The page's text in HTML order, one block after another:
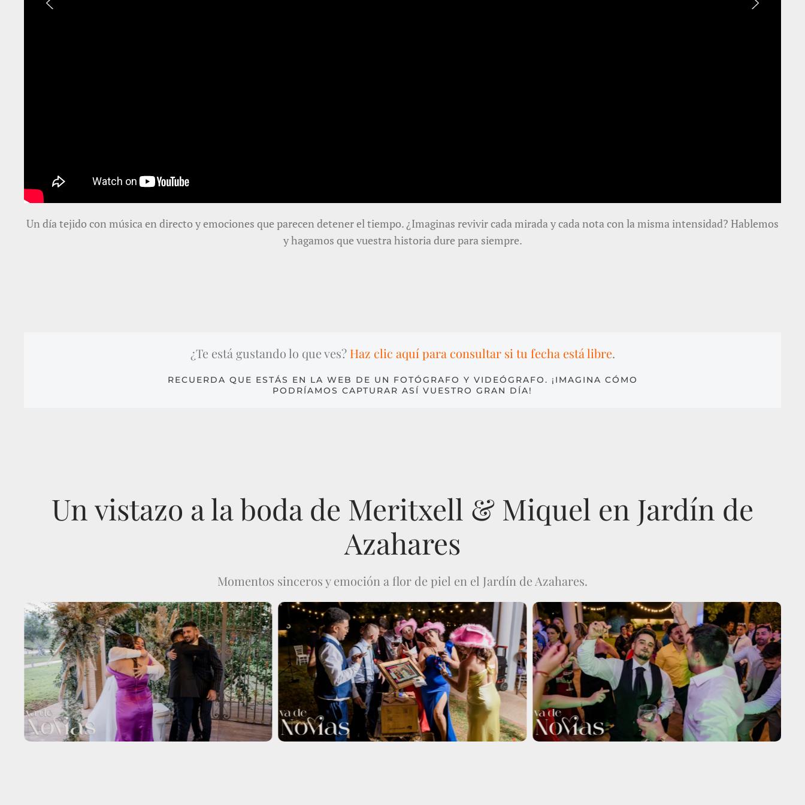
Un día tejido con música en directo y emociones que parecen detener el tiempo. ¿Imaginas revivir cada mirada y cada nota con la misma intensidad? Hablemos
y hagamos que vuestra historia dure para siempre.
¿Te está gustando lo que ves? Haz clic aquí para consultar si tu fecha está libre.
RECUERDA QUE ESTÁS EN LA WEB DE UN FOTÓGRAFO Y VIDEÓGRAFO. ¡IMAGINA CÓMO
PODRÍAMOS CAPTURAR ASÍ VUESTRO GRAN DÍA!
Un vistazo a la boda de Meritxell & Miquel en Jardín de
Azahares
Momentos sinceros y emoción a flor de piel en el Jardín de Azahares.